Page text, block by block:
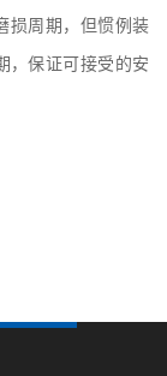
损周期，但惯例装
，保证可接受的安